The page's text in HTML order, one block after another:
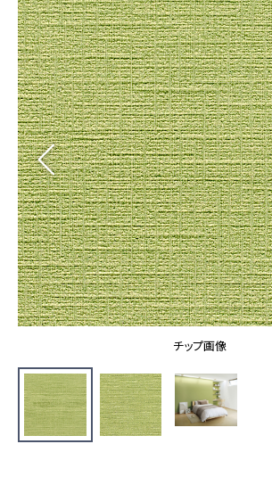
商品を探す トップ
壁紙
カーテン
床材
ブランド・コレクション
Lilycolor Coordinate 着せ替えシミュレーション
カタログ一覧
カタログ一覧 トップ
壁紙
カーテン
床材
サステナブル商品
ノンワックス床タイル
壁紙機能性ガイド
施工事例
施工事例 トップ
医療・福祉施設
ホテル・オフィス・店舗
モデルハウス
新築戸建・マンション
#リリカラのある暮らし
リリカラノート
ショールーム
ショールーム トップ
東京ショールーム
大阪ショールーム
広島ショールーム
仙台ショールーム
札幌ショールーム
お客様サポート
お客様サポート トップ
画像ダウンロード
動画一覧
お手入れ便利帳
お役立ち資料
非住宅案件に関するお問い合わせ
チップ画像